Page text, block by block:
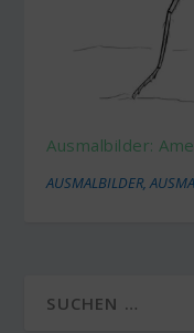
Ausmalbilder:
AUSMALBILDER,